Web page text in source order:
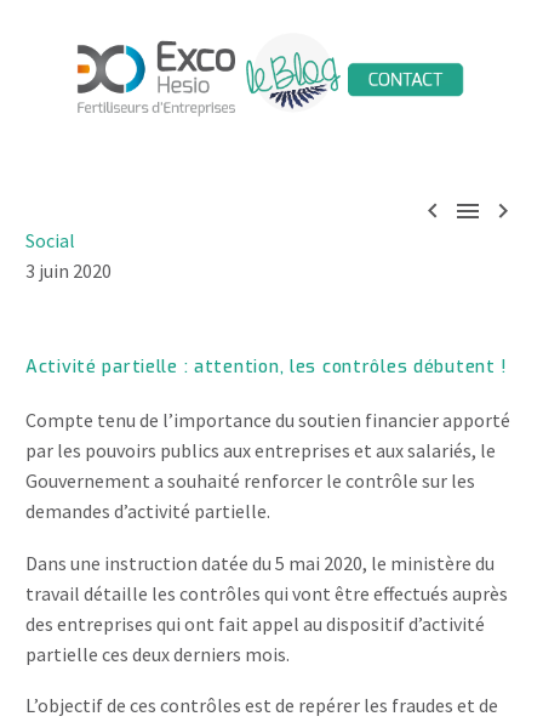
  
Social
3 juin 2020
Activité partielle : attention, les contrôles débutent !
Compte tenu de l’importance du soutien financier apporté
par les pouvoirs publics aux entreprises et aux salariés, le
Gouvernement a souhaité renforcer le contrôle sur les
demandes d’activité partielle.
Dans une instruction datée du 5 mai 2020, le ministère du
travail détaille les contrôles qui vont être effectués auprès
des entreprises qui ont fait appel au dispositif d’activité
partielle ces deux derniers mois.
L’objectif de ces contrôles est de repérer les fraudes et de